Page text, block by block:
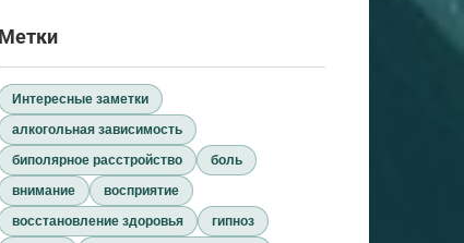
Метки
Интересные заметки
алкогольная зависимость
биполярное расстройство
боль
внимание
восприятие
восстановление здоровья
гипноз